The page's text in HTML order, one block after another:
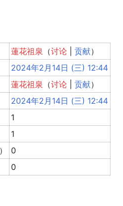
蓮花祖泉 （讨论 |贡献）
2024年2月14日 (三) 12:44
蓮花祖泉 （讨论 |贡献）
2024年2月14日 (三) 12:44
1
1
0
0